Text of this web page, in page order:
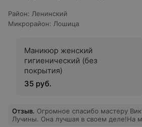
Район: Ленинский
Микрорайон: Лошица
Маникюр женский
гигиенический (без
покрытия)
35 руб.
Отзыв. Огромное спасибо мастеру
Лучины. Она лучшая в своем деле!На